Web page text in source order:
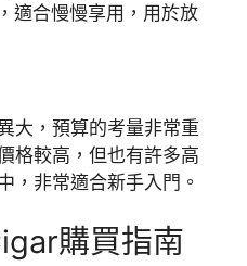
適合慢慢享用，用於放
大，預算的考量非常重
格較高，但也有許多高
，非常適合新手入門。
購買指南